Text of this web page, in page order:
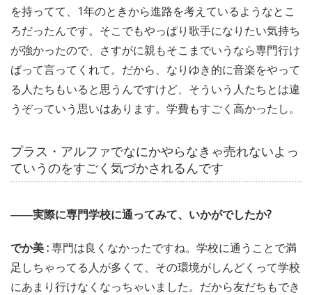
を持ってて、1年のときから進路を考えているようなとこ
ろだったんです。そこでもやっぱり歌手になりたい気持ち
が強かったので、さすがに親もそこまでいうなら専門行け
ばって言ってくれて。だから、なりゆき的に音楽をやって
る人たちもいると思うんですけど、そういう人たちとは違
うぞっていう思いはあります。学費もすごく高かったし。
プラス・アルファでなにかやらなきゃ売れないよっ
ていうのをすごく気づかされるんです
――実際に専門学校に通ってみて、いかがでしたか?
でか美 :専門は良くなかったですね。学校に通うことで満
足しちゃってる人が多くて、その環境がしんどくって学校
にあまり行けなくなっちゃいました。だから友だちもでき